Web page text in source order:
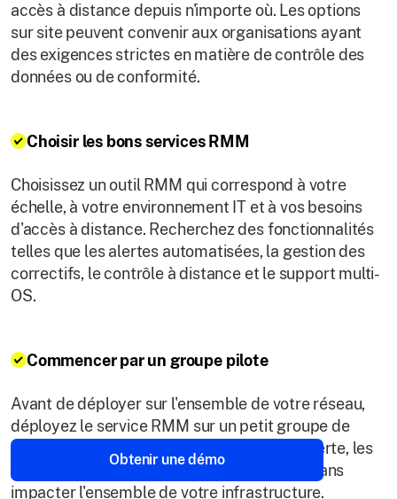
accès à distance depuis n'importe où. Les options
sur site peuvent convenir aux organisations ayant
des exigences strictes en matière de contrôle des
données ou de conformité.
Choisir les bons services RMM
Choisissez un outil RMM qui correspond à votre
échelle, à votre environnement IT et à vos besoins
d'accès à distance. Recherchez des fonctionnalités
telles que les alertes automatisées, la gestion des
correctifs, le contrôle à distance et le support multi-
OS.
Commencer par un groupe pilote
Avant de déployer sur l'ensemble de votre réseau,
déployez le service RMM sur un petit groupe de
terminaux. Cela aide à affiner les seuils d'alerte, les
politiques et les flux de travail de réponse sans
impacter l'ensemble de votre infrastructure.
Obtenir une démo